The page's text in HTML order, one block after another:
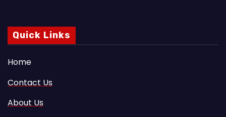
Quick Links
Home
Contact Us
About Us